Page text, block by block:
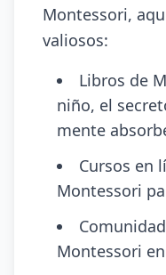
Montessori,
valiosos:
Libros de
niño, el
mente
Cursos en
Montessori
Montessori